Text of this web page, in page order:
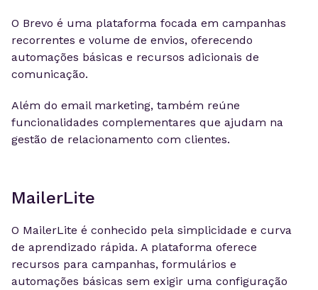
O Brevo é uma plataforma focada em campanhas
recorrentes e volume de envios, oferecendo
automações básicas e recursos adicionais de
comunicação.
Além do email marketing, também reúne
funcionalidades complementares que ajudam na
gestão de relacionamento com clientes.
MailerLite
O MailerLite é conhecido pela simplicidade e curva
de aprendizado rápida. A plataforma oferece
recursos para campanhas, formulários e
automações básicas sem exigir uma configuração